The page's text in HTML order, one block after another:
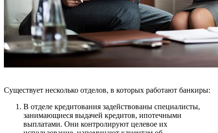
Существует несколько отделов, в которых работают банкиры:
В отделе кредитования задействованы специалисты,
занимающиеся выдачей кредитов, ипотечными
выплатами. Они контролируют целевое их